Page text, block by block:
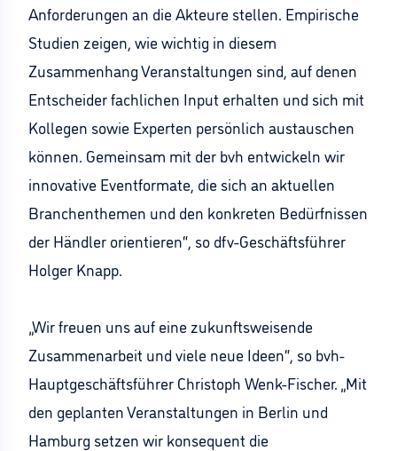
Anforderungen an die Akteure stellen. Empirische
Studien zeigen, wie wichtig in diesem
Zusammenhang Veranstaltungen sind, auf denen
Entscheider fachlichen Input erhalten und sich mit
Kollegen sowie Experten persönlich austauschen
können. Gemeinsam mit der bvh entwickeln wir
innovative Eventformate, die sich an aktuellen
Branchenthemen und den konkreten Bedürfnissen
der Händler orientieren“, so dfv-Geschäftsführer
Holger Knapp.
„Wir freuen uns auf eine zukunftsweisende
Zusammenarbeit und viele neue Ideen“, so bvh-
Hauptgeschäftsführer Christoph Wenk-Fischer. „Mit
den geplanten Veranstaltungen in Berlin und
Hamburg setzen wir konsequent die